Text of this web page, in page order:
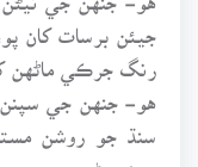
جيئن برسات کان
رنگ جرڪي ماڻهن
هو- جنهن جي سپنن
سنڌ جو روشن
سپنو بڻجي